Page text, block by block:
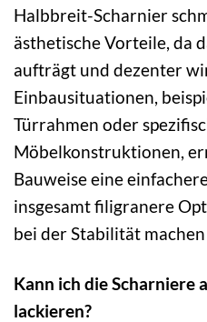
Halbbreit-Scharnier
ästhetische Vorteile, da
aufträgt und dezenter
Einbausituationen,
Türrahmen oder
Möbelkonstruktionen,
Bauweise eine
insgesamt filigranere
bei der Stabilität machen
Kann ich die Scharniere
lackieren?